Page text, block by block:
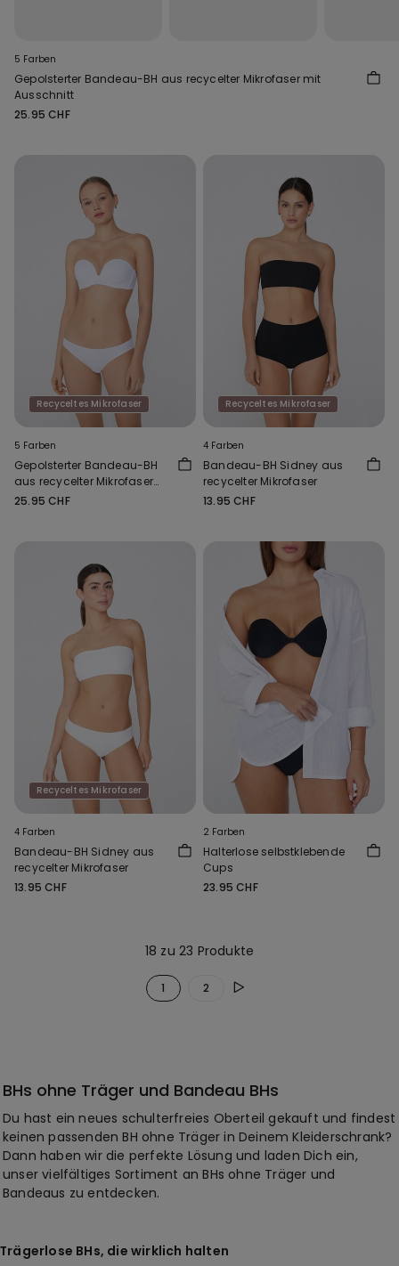
5 Farben
Gepolsterter Bandeau-BH aus recycelter Mikrofaser mit
Ausschnitt
25.95 CHF
Recyceltes Mikrofaser
5 Farben
Gepolsterter Bandeau-BH
aus recycelter Mikrofaser
mit Ausschnitt
25.95 CHF
Recyceltes Mikrofaser
4 Farben
Bandeau-BH Sidney aus
recycelter Mikrofaser
13.95 CHF
Recyceltes Mikrofaser
4 Farben
Bandeau-BH Sidney aus
recycelter Mikrofaser
13.95 CHF
2 Farben
Halterlose selbstklebende
Cups
23.95 CHF
18 zu 23 Produkte
1 2
BHs ohne Träger und Bandeau BHs
Du hast ein neues schulterfreies Oberteil gekauft und findest
keinen passenden BH ohne Träger in Deinem Kleiderschrank?
Dann haben wir die perfekte Lösung und laden Dich ein,
unser vielfältiges Sortiment an BHs ohne Träger und
Bandeaus zu entdecken.
Trägerlose BHs, die wirklich halten